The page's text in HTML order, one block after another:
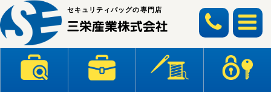
Skip
to
content
セキュリティバッグの専門店